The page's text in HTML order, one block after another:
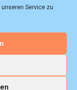
Service zu
(Bernd